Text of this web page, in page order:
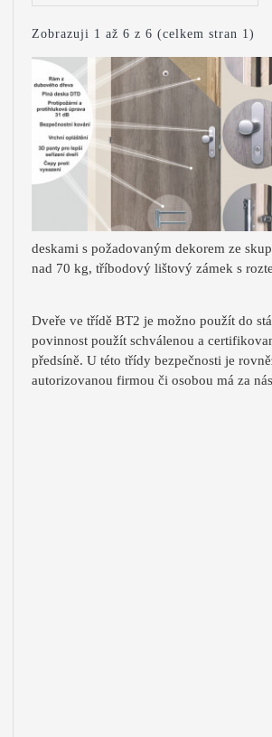
deskami s požadovaným dekorem ze
nad 70 kg, tříbodový lištový zámek s
Dveře ve třídě BT2 je možno použít do
povinnost použít schválenou a
předsíně. U této třídy bezpečnosti je
autorizovanou firmou či osobou má za
Zobrazuji 1 až 6 z 6 (celkem stran 1)